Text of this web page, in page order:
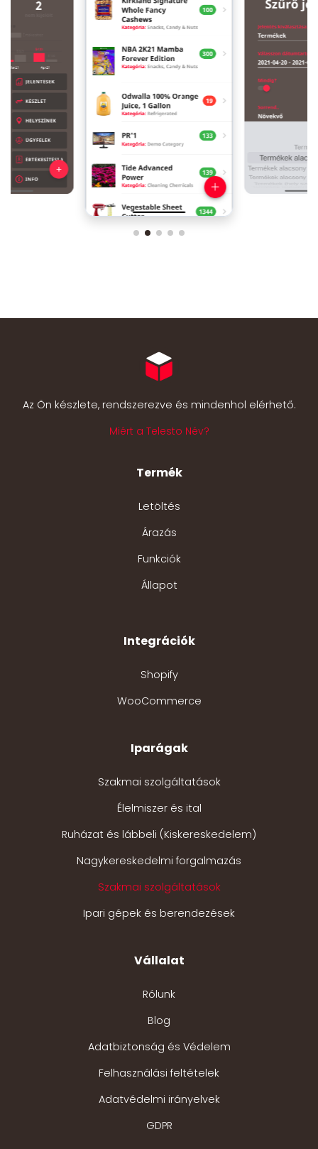
Az Ön készlete, rendszerezve és mindenhol elérhető.
Miért a Telesto Név?
Termék
Letöltés
Árazás
Funkciók
Állapot
Integrációk
Shopify
WooCommerce
Iparágak
Szakmai szolgáltatások
Élelmiszer és ital
Ruházat és lábbeli (Kiskereskedelem)
Nagykereskedelmi forgalmazás
Szakmai szolgáltatások
Ipari gépek és berendezések
Vállalat
Rólunk
Blog
Adatbiztonság és Védelem
Felhasználási feltételek
Adatvédelmi irányelvek
GDPR